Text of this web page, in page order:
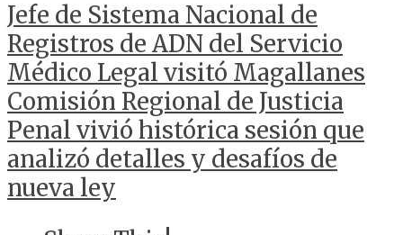
Jefe de Sistema Nacional de
Registros de ADN del Servicio
Médico Legal visitó Magallanes
Comisión Regional de Justicia
Penal vivió histórica sesión que
analizó detalles y desafíos de
nueva ley